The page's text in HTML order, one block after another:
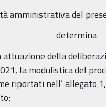
amministrativa del
determina
della
la modulistica del
riportati nell’ allegato